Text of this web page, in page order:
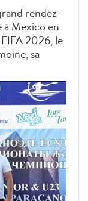
rendez-
Mexico en
2026, le
sa
à cet
et son
interculturel